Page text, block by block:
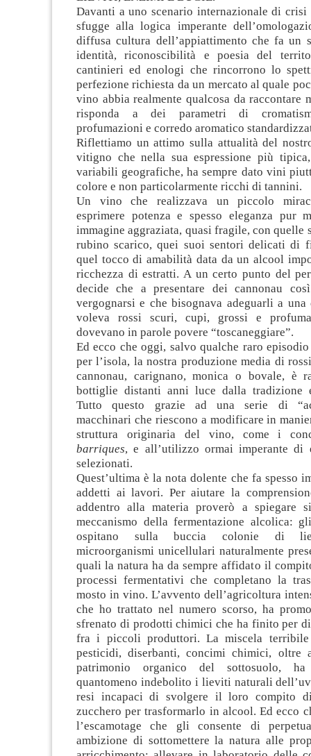
Davanti a uno scenario internazionale di
sfugge alla logica imperante
diffusa cultura dell’appiattimento che fa un
identità, riconoscibilità e poesia del
cantinieri ed enologi che rincorrono lo
perfezione richiesta da un mercato al quale
vino abbia realmente qualcosa da raccontare
risponda a dei parametri di
profumazioni e corredo aromatico
Riflettiamo un attimo sulla attualità del
vitigno che nella sua espressione più
variabili geografiche, ha sempre dato vini
colore e non particolarmente ricchi di tannini.
Un vino che realizzava un piccolo
esprimere potenza e spesso eleganza pur
immagine aggraziata, quasi fragile, con quelle
rubino scarico, quei suoi sentori delicati di
quel tocco di amabilità data da un alcool
ricchezza di estratti. A un certo punto del
decide che a presentare dei cannonau
vergognarsi e che bisognava adeguarli a
voleva rossi scuri, cupi, grossi e
dovevano in parole povere “toscaneggiare”.
Ed ecco che oggi, salvo qualche raro
per l’isola, la nostra produzione media di
cannonau, carignano, monica o bovale, è
bottiglie distanti anni luce dalla tradizione
Tutto questo grazie ad una serie di
macchinari che riescono a modificare in
struttura originaria del vino, come i
barriques, e all’utilizzo ormai imperante
selezionati.
Quest’ultima è la nota dolente che fa spesso
addetti ai lavori. Per aiutare la
addentro alla materia proverò a spiegare
meccanismo della fermentazione alcolica:
ospitano sulla buccia colonie di
microorganismi unicellulari naturalmente
quali la natura ha da sempre affidato il
processi fermentativi che completano la
mosto in vino. L’avvento dell’agricoltura
che ho trattato nel numero scorso, ha
sfrenato di prodotti chimici che ha finito per
fra i piccoli produttori. La miscela
pesticidi, diserbanti, concimi chimici, oltre
patrimonio organico del sottosuolo,
quantomeno indebolito i lieviti naturali
resi incapaci di svolgere il loro compito
zucchero per trasformarlo in alcool. Ed ecco
l’escamotage che gli consente di
ambizione di sottomettere la natura alle